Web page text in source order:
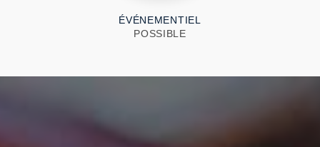
ÉVÉNEMENTIEL
POSSIBLE